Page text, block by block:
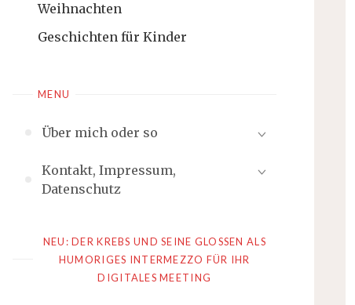
Weihnachten
Geschichten für Kinder
MENU
Über mich oder so
Kontakt, Impressum,
Datenschutz
NEU: DER KREBS UND SEINE GLOSSEN ALS
HUMORIGES INTERMEZZO FÜR IHR
DIGITALES MEETING